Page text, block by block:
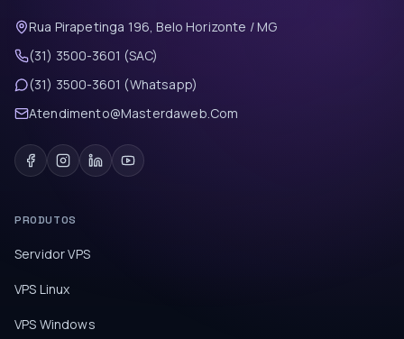
Rua Pirapetinga 196, Belo Horizonte / MG
(31) 3500-3601 (SAC)
(31) 3500-3601 (Whatsapp)
Atendimento@Masterdaweb.Com
PRODUTOS
Servidor VPS
VPS Linux
VPS Windows